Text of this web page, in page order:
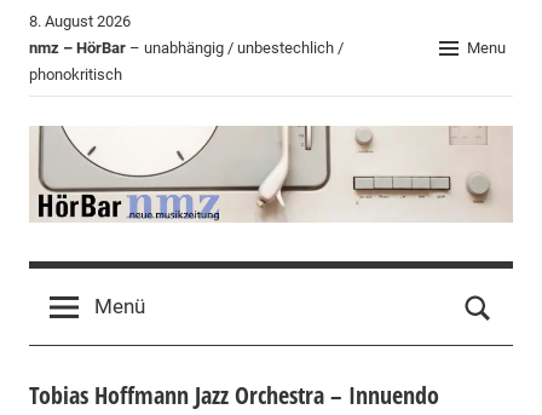
Zum
Inhalt
springen
8. August 2026
nmz – HörBar – unabhängig / unbestechlich /
phonokritisch
Menu
HörBar
der
nmz
Menü
Tobias Hoffmann Jazz Orchestra – Innuendo